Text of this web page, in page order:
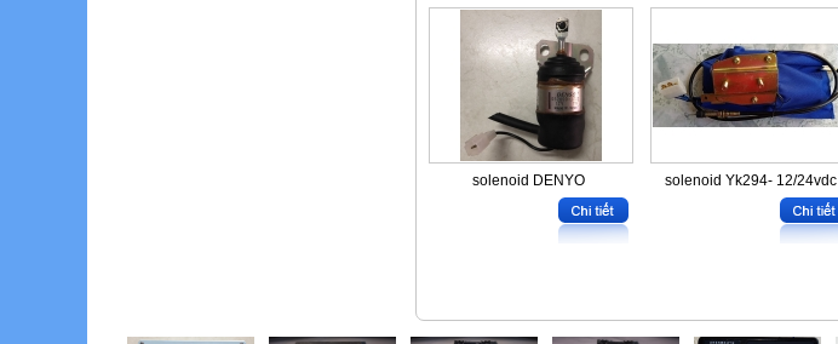
solenoid DENYO solenoid Yk294- 12/24vdc